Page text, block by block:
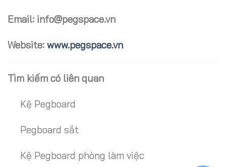
Email: info@pegspace.vn
Website: www.pegspace.vn
Tìm kiếm có liên quan
Kệ Pegboard
Pegboard sắt
Kệ Pegboard phòng làm việc